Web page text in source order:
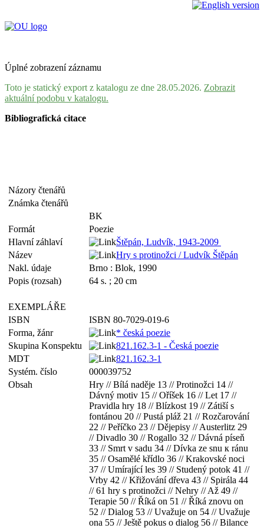
Úplné zobrazení záznamu
Toto je statický export z katalogu ze dne 28.05.2026. Zobrazit
aktuální podobu v katalogu.
Bibliografická citace
Názory čtenářů
Známka čtenářů
BK
Formát
Poezie
Hlavní záhlaví
Štěpán, Ludvík, 1943-2009
Název
Hry s protinožci / Ludvík Štěpán
Nakl. údaje
Brno : Blok, 1990
Popis (rozsah)
64 s. ; 20 cm
EXEMPLÁŘE
ISBN
ISBN 80-7029-019-6
Forma, žánr
* česká poezie
Skupina Konspektu
821.162.3-1 - Česká poezie
MDT
821.162.3-1
Systém. číslo
000039752
Obsah
Hry // Bílá naděje 13 // Protinožci 14 //
Dávný motiv 15 // Oříšek 16 // Let 17 //
Pravidla hry 18 // Blízkost 19 // Zátiší s
fontánou 20 // Pustá pláž 21 // Rozčarování
22 // Peříčko 23 // Dějepisy // Austerlitz 29
// Divadlo 30 // Rogallo 32 // Dávná píseň
33 // Smrt v sadu 34 // Dívka ze snu к ránu
35 // Osamělé křídlo 36 // Krakovské noci
37 // Umírající les 39 // Studený potok 41 //
Vrby 42 // Křižování dřeva 43 // Spirála 44
// 61 hry s protinožci // Nehry // Až 49 //
Terapie 50 // Říká on 51 // Říká znovu on
52 // Dialog 53 // Uvažuje on 54 // Uvažuje
ona 55 // Ještě pokus o dialog 56 // Bilance